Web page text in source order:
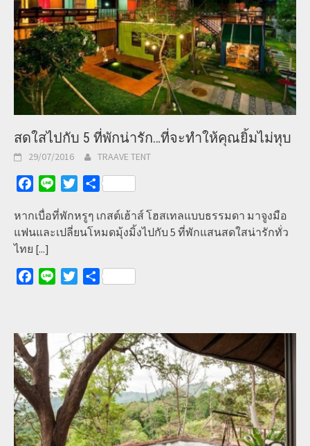
สดใสไปกับ 5 ที่พักน่ารัก…ที่จะทำให้คุณยิ้มไม่หุบ
29/07/2016 TRAAVE TENT
Facebook
Line TwitterShare
หากเบื่อที่พักหรูๆ เกสต์เฮ้าส์ โฮสเทลแบบธรรมดา มาจูงมือ
แฟนและเปลี่ยนโหมดมุ้งมิ้งไปกับ 5 ที่พักแสนสดใสน่ารักทั่ว
ไทย [...]
Facebook
Line TwitterShare